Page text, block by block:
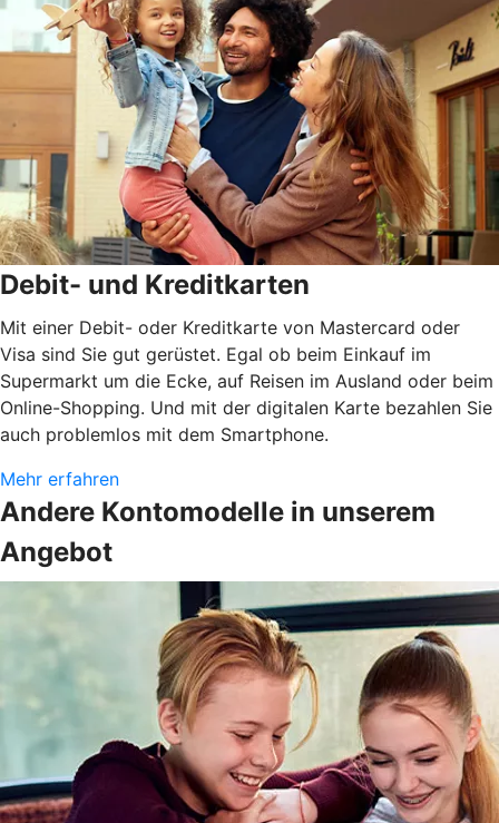
Debit- und Kreditkarten
Mit einer Debit- oder Kreditkarte von Mastercard oder
Visa sind Sie gut gerüstet. Egal ob beim Einkauf im
Supermarkt um die Ecke, auf Reisen im Ausland oder beim
Online-Shopping. Und mit der digitalen Karte bezahlen Sie
auch problemlos mit dem Smartphone.
Mehr erfahren
Andere Kontomodelle in unserem
Angebot